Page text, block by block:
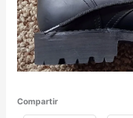
Compartir